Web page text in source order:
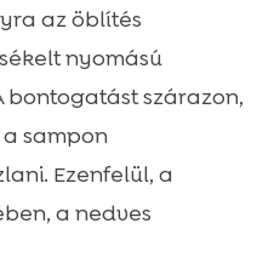
az öblítés
nyomású
bontogatást szárazon,
sampon
Ezenfelül, a
a nedves